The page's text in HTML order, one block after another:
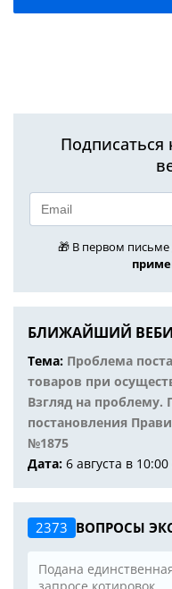
Подписаться
🎁 В первом письме
БЛИЖАЙШИЙ
Тема: Проблема
товаров при
Взгляд на
постановления
№1875
Дата: 6 августа в
2373 ВОПРОСЫ
Подана